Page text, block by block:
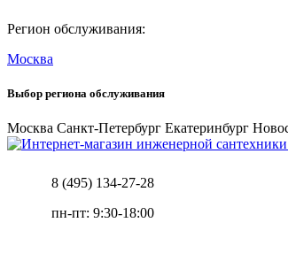
Регион обслуживания:
Москва
Выбор региона обслуживания
Москва Санкт-Петербург Екатеринбург
8 (495) 134-27-28
пн-пт: 9:30-18:00